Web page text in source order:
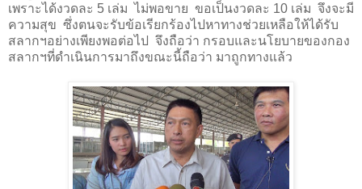
เพราะได้งวดละ 5 เล่ม ไม่พอขาย ขอเป็นงวดละ 10 เล่ม จึงจะมี
ความสุข ซึ่งตนจะรับข้อเรียกร้องไปหาทางช่วยเหลือให้ได้รับ
สลากฯอย่างเพียงพอต่อไป
จึงถือว่า กรอบและนโยบายของกอง
สลากฯที่ดำเนินการมาถึงขณะนี้ถือว่า มาถูกทางแล้ว